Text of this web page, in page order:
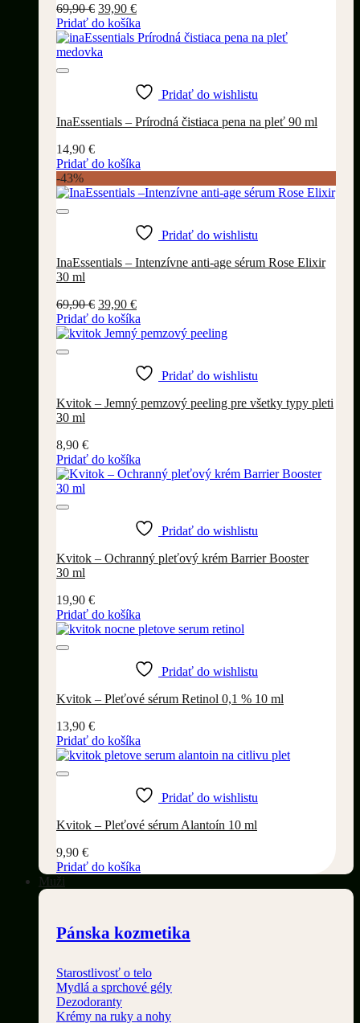
69,90€ Pôvodná
cena
bola:
69,90 €.
39,90 €Aktuálna
cena
je:
Pridať do košíka
Pridať do wishlistu
InaEssentials – Prírodná čistiaca pena na pleť 90 ml
14,90 €
Pridať do košíka
-43%
Pridať do wishlistu
InaEssentials – Intenzívne anti-age sérum Rose Elixir
30 ml
69,90€ Pôvodná
cena
bola:
39,90 €Aktuálna
cena
je:
Pridať do košíka
Pridať do wishlistu
Kvitok – Jemný pemzový peeling pre všetky typy pleti
30 ml
8,90 €
Pridať do košíka
Pridať do wishlistu
Kvitok – Ochranný pleťový krém Barrier Booster
30 ml
19,90 €
Pridať do košíka
Pridať do wishlistu
Kvitok – Pleťové sérum Retinol 0,1 % 10 ml
13,90 €
Pridať do košíka
Pridať do wishlistu
Kvitok – Pleťové sérum Alantoín 10 ml
9,90 €
Pridať do košíka
Muži
Pánska kozmetika
Starostlivosť o telo
Mydlá a sprchové gély
Dezodoranty
Krémy na ruky a nohy